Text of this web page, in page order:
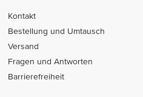
Kontakt
Bestellung und Umtausch
Versand
Fragen und Antworten
Barrierefreiheit